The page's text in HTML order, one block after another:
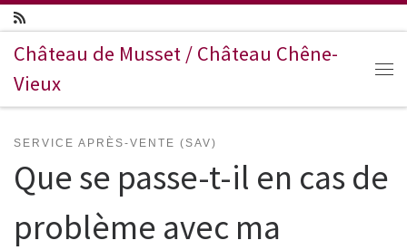
Passer au contenu
Château de Musset / Château Chêne-
Vieux
SERVICE APRÈS-VENTE (SAV)
Que se passe-t-il en cas de
problème avec ma